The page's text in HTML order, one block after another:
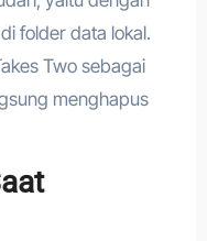
folder data lokal.
Two sebagai
menghapus